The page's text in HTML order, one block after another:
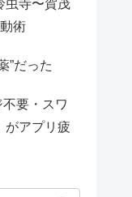
虫寺〜賀茂
術
”だった
要・スワ
がアプリ疲